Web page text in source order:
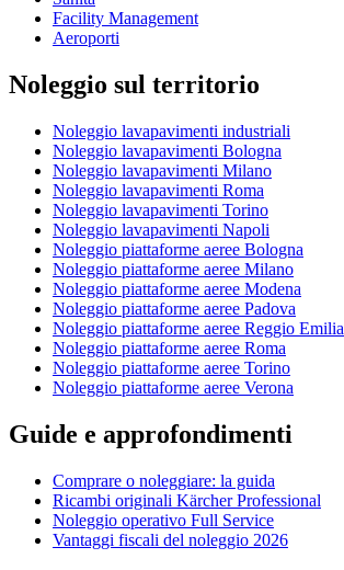
Facility Management
Aeroporti
Noleggio sul territorio
Noleggio lavapavimenti industriali
Noleggio lavapavimenti Bologna
Noleggio lavapavimenti Milano
Noleggio lavapavimenti Roma
Noleggio lavapavimenti Torino
Noleggio lavapavimenti Napoli
Noleggio piattaforme aeree Bologna
Noleggio piattaforme aeree Milano
Noleggio piattaforme aeree Modena
Noleggio piattaforme aeree Padova
Noleggio piattaforme aeree Reggio Emilia
Noleggio piattaforme aeree Roma
Noleggio piattaforme aeree Torino
Noleggio piattaforme aeree Verona
Guide e approfondimenti
Comprare o noleggiare: la guida
Ricambi originali Kärcher Professional
Noleggio operativo Full Service
Vantaggi fiscali del noleggio 2026